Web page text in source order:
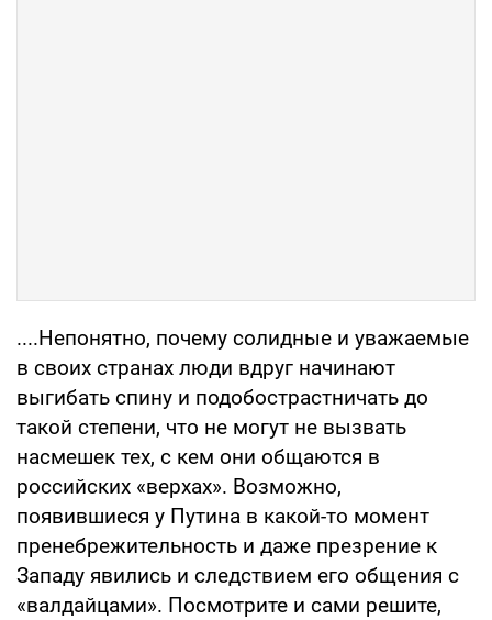
....Непонятно, почему солидные и уважаемые
в своих странах люди вдруг начинают
выгибать спину и подобострастничать до
такой степени, что не могут не вызвать
насмешек тех, с кем они общаются в
российских «верхах». Возможно,
появившиеся у Путина в какой-то момент
пренебрежительность и даже презрение к
Западу явились и следствием его общения с
«валдайцами». Посмотрите и сами решите,